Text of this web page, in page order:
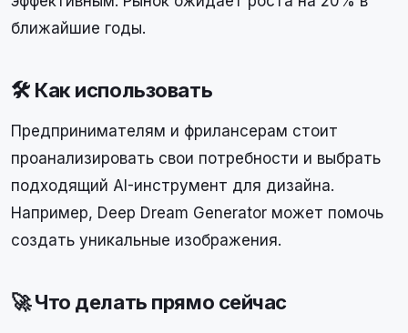
ближайшие годы.
🛠 Как использовать
Предпринимателям и фрилансерам стоит
проанализировать свои потребности и выбрать
подходящий AI-инструмент для дизайна.
Например, Deep Dream Generator может помочь
создать уникальные изображения.
🚀 Что делать прямо сейчас